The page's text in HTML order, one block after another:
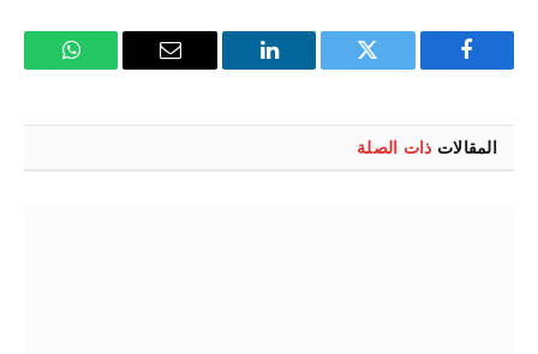
فيسبوك تويتر لينكدإن
البريد
واتساب
المقالات ذات الصلة